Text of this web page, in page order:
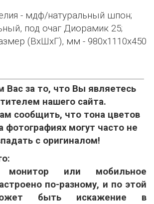
- мдф/натуральный шпон;
под очаг Диорамик 25;
(ВхШхГ), мм - 980х1110х450
Вас за то, что Вы являетесь
нашего сайта.
сообщить, что тона цветов
фотографиях могут часто не
с оригиналом!
или мобильное
по-разному, и по этой
быть искажение в